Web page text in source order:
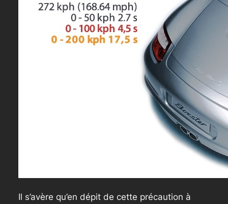
Il s’avère qu’en dépit de cette précaution à